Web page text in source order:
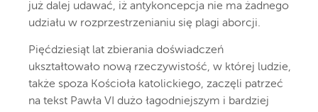
już dalej udawać, iż antykoncepcja nie ma żadnego
udziału w rozprzestrzenianiu się plagi aborcji.
Pięćdziesiąt lat zbierania doświadczeń
ukształtowało nową rzeczywistość, w której ludzie,
także spoza Kościoła katolickiego, zaczęli patrzeć
na tekst Pawła VI dużo łagodniejszym i bardziej